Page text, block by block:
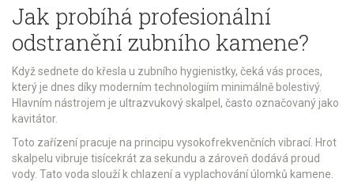
Jak probíhá profesionální
odstranění zubního kamene?
Když sednete do křesla u zubního hygienistky, čeká vás proces,
který je dnes díky moderním technologiím minimálně bolestivý.
Hlavním nástrojem je ultrazvukový skalpel , často označovaný jako
kavitátor.
Toto zařízení pracuje na principu vysokofrekvenčních vibrací. Hrot
skalpelu vibruje tisícekrát za sekundu a zároveň dodává proud
vody. Tato voda slouží k chlazení a vyplachování úlomků kamene.